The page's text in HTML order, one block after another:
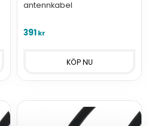
antennkabel
391kr